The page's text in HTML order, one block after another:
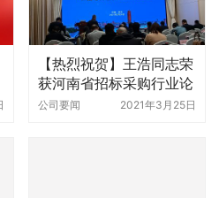
【热烈祝贺】王浩同志荣
获河南省招标采购行业论
文征集一等奖
公司要闻 2021年3月25日